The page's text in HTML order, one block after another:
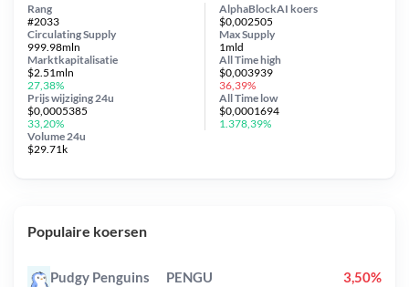
AlphaBlockAI koers
$0,002505
Circulating Supply
999.98mln
Prijs wijziging 24u
$0,0005385
33,20%
Max Supply
1mld
Marktkapitalisatie
$2.51mln
27,38%
Volume 24u
$29.71k
Rang
#2033
All Timehigh
$0,003939
36,39%
All Time low
$0,0001694
1.378,39%
Populaire koersen
Pudgy Penguins PENGU 3,50%